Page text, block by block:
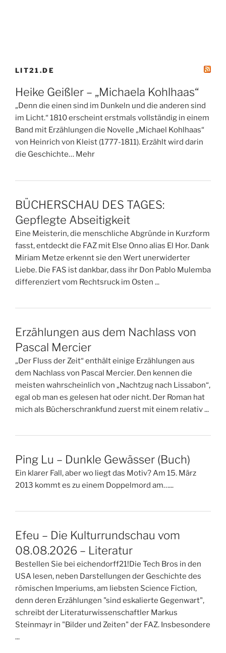
LIT21.DE
Heike Geißler – „Michaela Kohlhaas“
„Denn die einen sind im Dunkeln und die anderen sind
im Licht.“ 1810 erscheint erstmals vollständig in einem
Band mit Erzählungen die Novelle „Michael Kohlhaas“
von Heinrich von Kleist (1777-1811). Erzählt wird darin
die Geschichte… Mehr
BÜCHERSCHAU DES TAGES:
Gepflegte Abseitigkeit
Eine Meisterin, die menschliche Abgründe in Kurzform
fasst, entdeckt die FAZ mit Else Onno alias El Hor. Dank
Miriam Metze erkennt sie den Wert unerwiderter
Liebe. Die FAS ist dankbar, dass ihr Don Pablo Mulemba
differenziert vom Rechtsruck im Osten ...
Erzählungen aus dem Nachlass von
Pascal Mercier
„Der Fluss der Zeit“ enthält einige Erzählungen aus
dem Nachlass von Pascal Mercier. Den kennen die
meisten wahrscheinlich von „Nachtzug nach Lissabon“,
egal ob man es gelesen hat oder nicht. Der Roman hat
mich als Bücherschrankfund zuerst mit einem relativ ...
Ping Lu – Dunkle Gewässer (Buch)
Ein klarer Fall, aber wo liegt das Motiv? Am 15. März
2013 kommt es zu einem Doppelmord am…...
Efeu – Die Kulturrundschau vom
08.08.2026 – Literatur
Bestellen Sie bei eichendorff21!Die Tech Bros in den
USA lesen, neben Darstellungen der Geschichte des
römischen Imperiums, am liebsten Science Fiction,
denn deren Erzählungen "sind eskalierte Gegenwart",
schreibt der Literaturwissenschaftler Markus
Steinmayr in "Bilder und Zeiten" der FAZ. Insbesondere
...